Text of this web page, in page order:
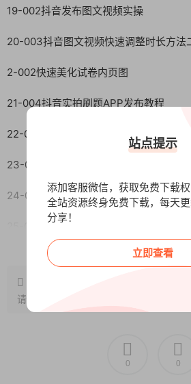
19-002抖音发布图文视频实操
20-003抖音图文视频快速调整时长方法
2-002快速美化试卷内页图
21-004抖音实拍刷题APP发布教程
22-005如何制作刷题APP动画效果
23-001闲鱼入门引流
24-006朋友圈打造入门课程
25-0074月考试热点及售卖技巧
26-0085月考试热点及售卖技巧
3-003手写体
阅读全文
请注明出处~~~
0 0
站点提示
添加客服微信，获取免费下载权
全站资源终身免费下载，每天
分享！
立即查看